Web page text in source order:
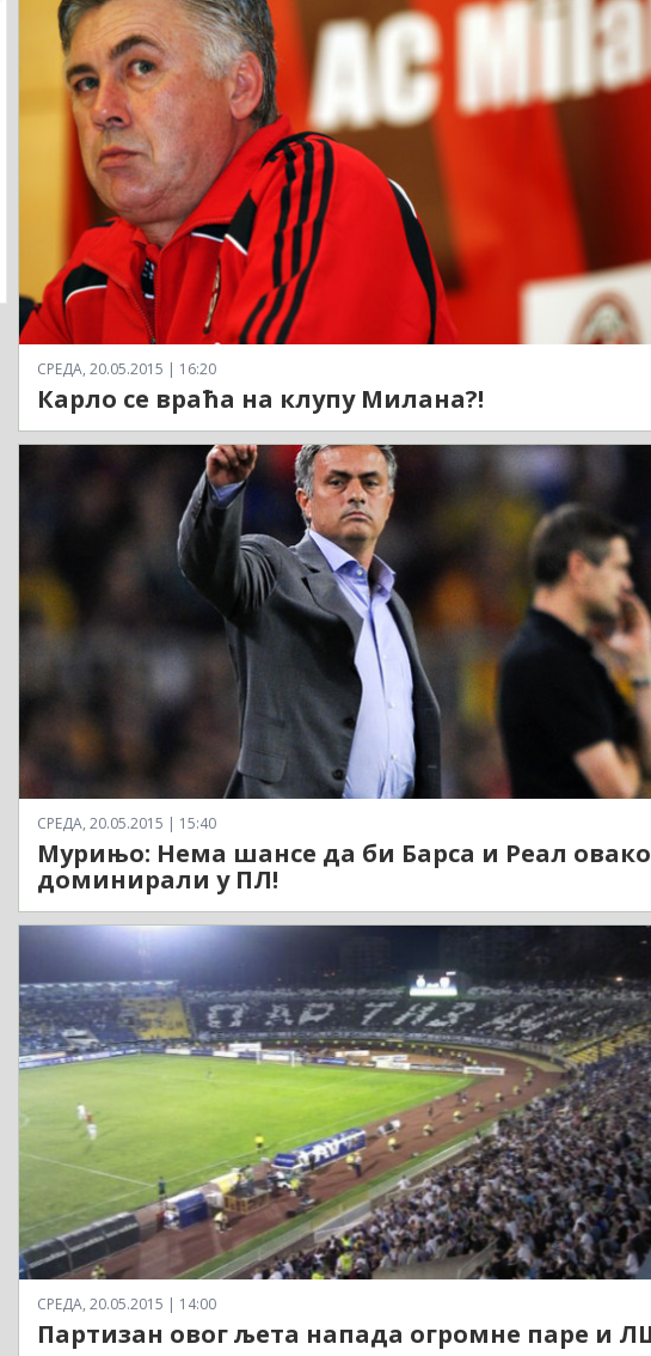
СРЕДА, 20.05.2015 | 16:20
Карло се враћа на клупу Милана?!
СРЕДА, 20.05.2015 | 15:40
Мурињо: Нема шансе да би Барса и Реал овако
доминирали у ПЛ!
СРЕДА, 20.05.2015 | 14:00
Партизан овог љета напада огромне паре и